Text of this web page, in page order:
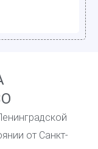
от Санкт-